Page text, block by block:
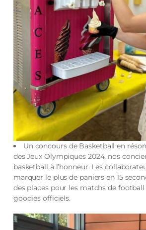
Un concours de Basketball en
des Jeux Olympiques 2024, nos
basketball à l’honneur. Les
marquer le plus de paniers en 15
des places pour les matchs de
goodies officiels.